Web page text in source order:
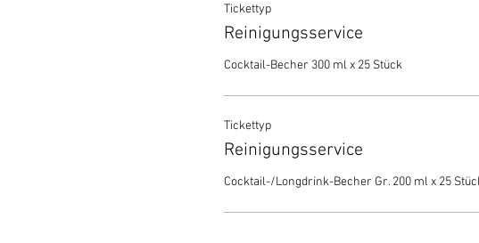
Tickettyp
Reinigungsservice
Cocktail-Becher 300 ml x 25 Stück
Tickettyp
Reinigungsservice
Cocktail-/Longdrink-Becher Gr. 200 ml x 25